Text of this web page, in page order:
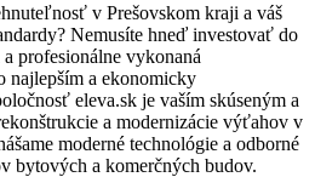
v Prešovskom kraji a váš
Nemusíte hneď investovať do
profesionálne vykonaná
najlepším a ekonomicky
eleva.sk je vaším skúseným a
a modernizácie výťahov v
moderné technológie a odborné
bytových a komerčných budov.